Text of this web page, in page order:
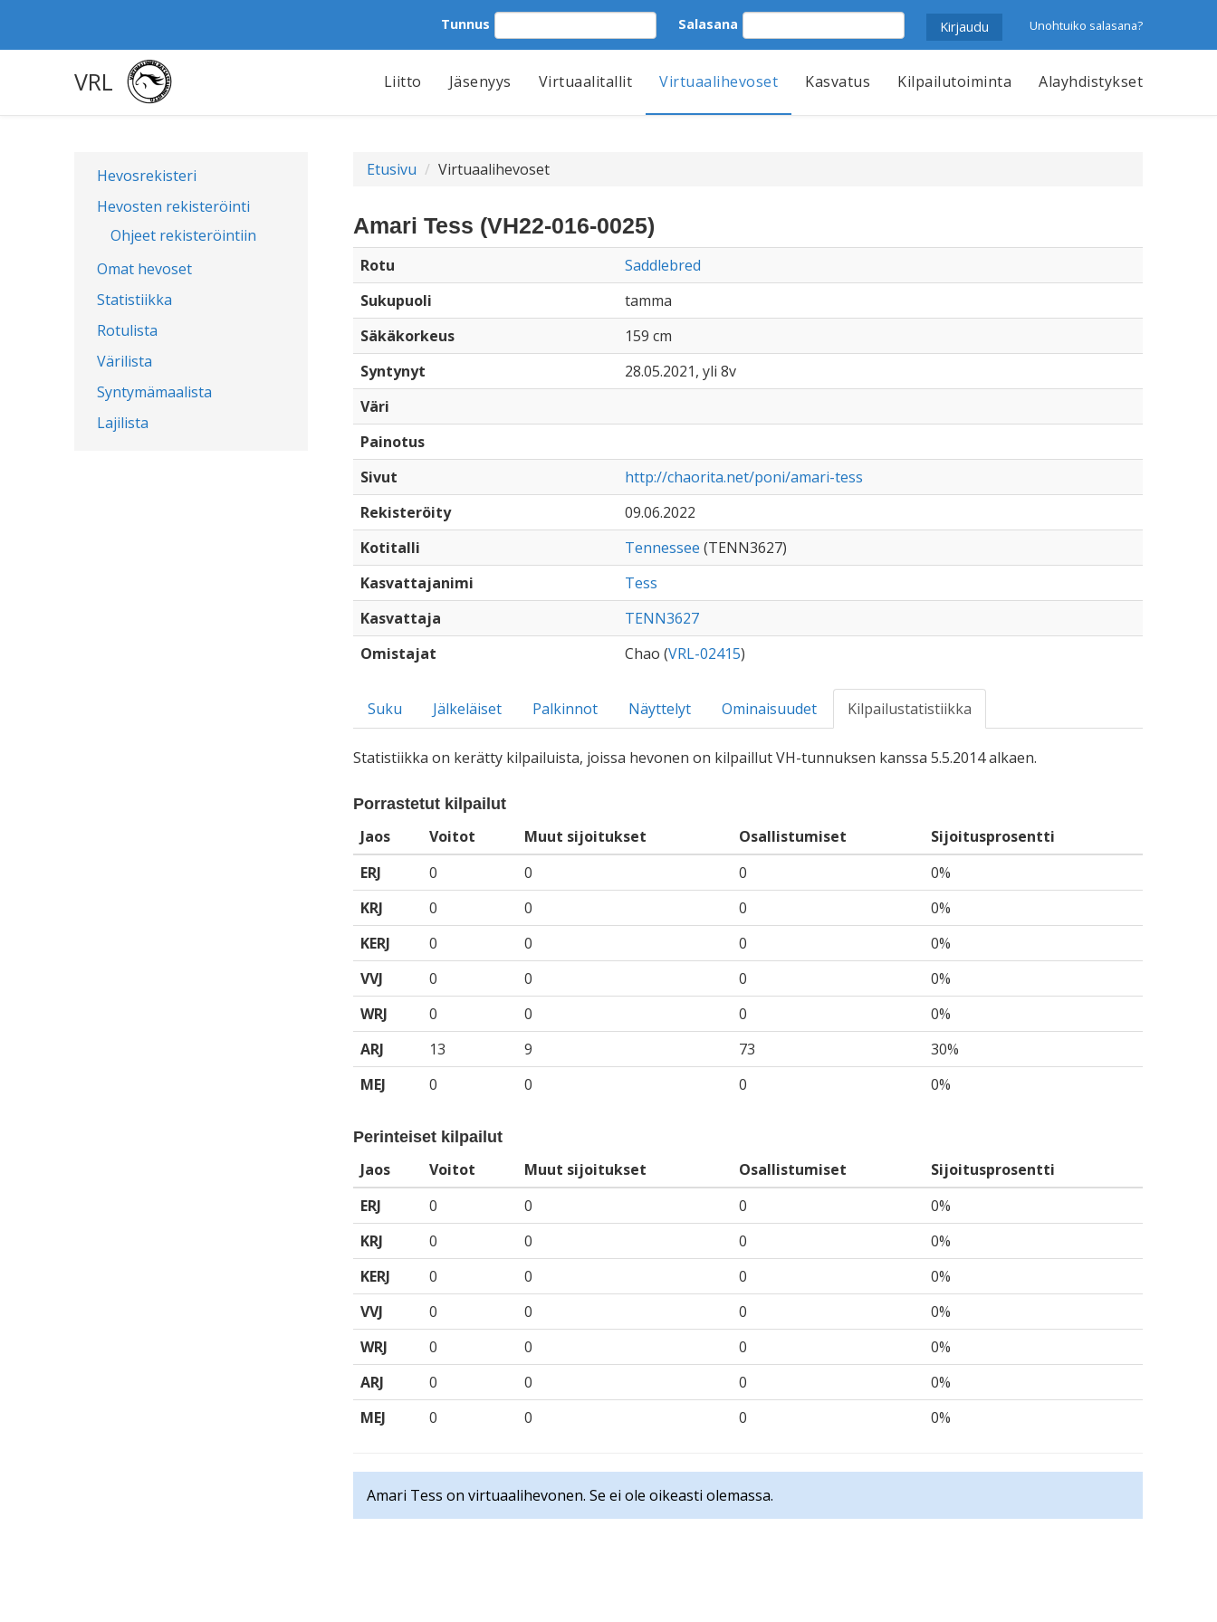
Tunnus Salasana Unohtuiko salasana?
VRL Liitto Jäsenyys Virtuaalitallit Virtuaalihevoset Kasvatus Kilpailutoiminta Alayhdistykset
Hevosrekisteri
Hevosten rekisteröinti
Ohjeet rekisteröintiin
Omat hevoset
Statistiikka
Rotulista
Värilista
Syntymämaalista
Lajilista
Etusivu Virtuaalihevoset
Amari Tess (VH22-016-0025)
Rotu
Saddlebred
Sukupuoli
tamma
Säkäkorkeus
159 cm
Syntynyt
28.05.2021, yli 8v
Väri
Painotus
Sivut
http://chaorita.net/poni/amari-tess
Rekisteröity
09.06.2022
Kotitalli
Tennessee (TENN3627)
Kasvattajanimi
Tess
Kasvattaja
TENN3627
Omistajat
Chao (VRL-02415)
Suku Jälkeläiset Palkinnot Näyttelyt Ominaisuudet Kilpailustatistiikka
Statistiikka on kerätty kilpailuista, joissa hevonen on kilpaillut VH-tunnuksen kanssa 5.5.2014 alkaen.
Porrastetut kilpailut
Jaos Voitot Muut sijoitukset Osallistumiset
Sijoitusprosentti
ERJ
0 0 0
0%
KRJ
0 0 0
0%
KERJ
0 0 0
0%
VVJ
0 0 0
0%
WRJ
0 0 0
0%
ARJ
13 9 73
30%
MEJ
0 0 0 0%
Perinteiset kilpailut
Jaos Voitot Muut sijoitukset Osallistumiset
Sijoitusprosentti
ERJ
0 0 0
0%
KRJ
0 0 0
0%
KERJ
0 0 0
0%
VVJ
0 0 0
0%
WRJ
0 0 0
0%
ARJ
0 0 0
0%
MEJ
0 0 0 0%
Amari Tess on virtuaalihevonen. Se ei ole oikeasti olemassa.